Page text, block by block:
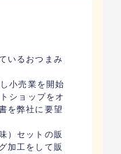
いるおつまみ
小売業を開始
ショップをオ
を弊社に要望
）セットの販
加工をして販